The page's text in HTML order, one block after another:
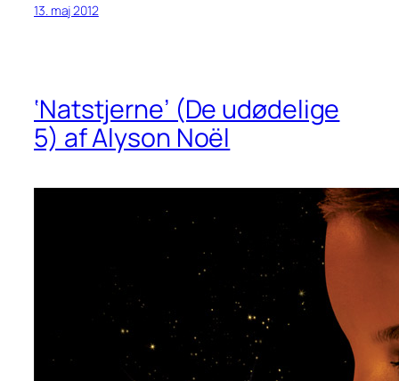
13. maj 2012
‘Natstjerne’ (De udødelige
5) af Alyson Noël